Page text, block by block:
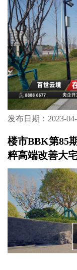
发布日期：2023-
楼市BBK第85
粹高端改善大宅